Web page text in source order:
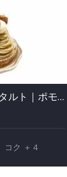
熊本県産和栗のタルト｜ポモロジー 新宿伊勢丹
コク ＋４